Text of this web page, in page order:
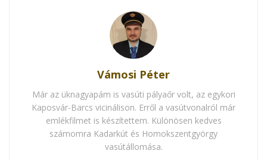
Vámosi Péter
Már az üknagyapám is vasúti pályaőr volt, az egykori
Kaposvár-Barcs vicinálison. Erről a vasútvonalról már
emlékfilmet is készítettem. Különösen kedves
számomra Kadarkút és Homokszentgyörgy
vasútállomása.